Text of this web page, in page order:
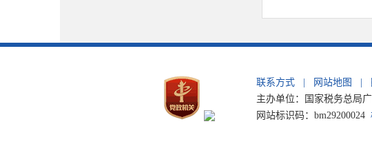
联系方式 网站地图
主办单位：国家税务总局
网站标识码：bm29200024